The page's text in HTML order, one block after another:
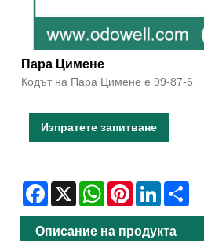
Пара Цимене
Кодът на Пара Цимене е 99-87-6
Изпратете запитване
Facebook
X WhatsAppPinterestLinkedIn
Описание на продукта